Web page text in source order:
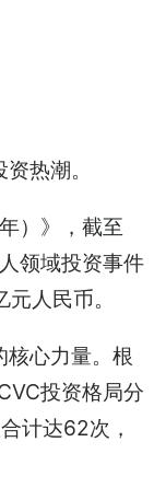
热潮。
）》，截至
领域投资事件
人民币。
心力量。根
投资格局分
计达62次，